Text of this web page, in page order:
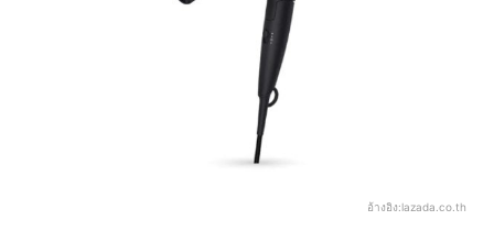
อ้างอิง:lazada.co.th